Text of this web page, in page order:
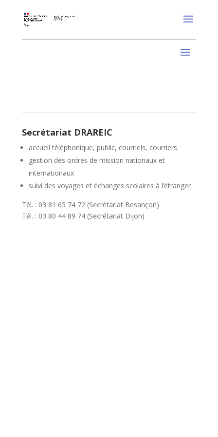
Secrétariat DRAREIC
accueil téléphonique, public, courriels, courriers
gestion des ordres de mission nationaux et
internationaux
suivi des voyages et échanges scolaires à l’étranger
Tél. : 03 81 65 74 72 (Secrétariat Besançon)
Tél. : 03 80 44 89 74 (Secrétariat Dijon)